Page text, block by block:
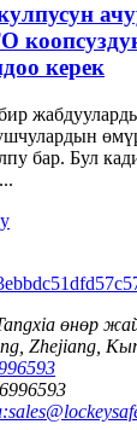
керек
бар. Бул
өнөр
Zhejiang,